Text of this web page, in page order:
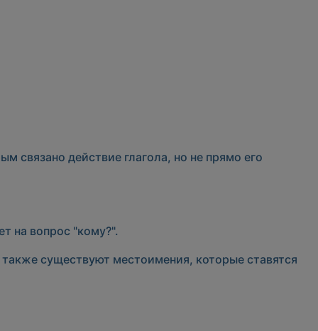
связано действие глагола, но не прямо его
на вопрос "кому?".
существуют местоимения, которые ставятся